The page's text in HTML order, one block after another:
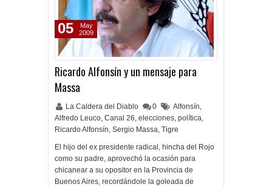
Ricardo Alfonsín y un mensaje para
Massa
La Caldera del Diablo 0 Alfonsín,
Alfredo Leuco, Canal 26, elecciones, política,
Ricardo Alfonsín, Sergio Massa, Tigre
El hijo del ex presidente radical, hincha del Rojo
como su padre, aprovechó la ocasión para
chicanear a su opositor en la Provincia de
Buenos Aires, recordándole la goleada de
05
May
2009